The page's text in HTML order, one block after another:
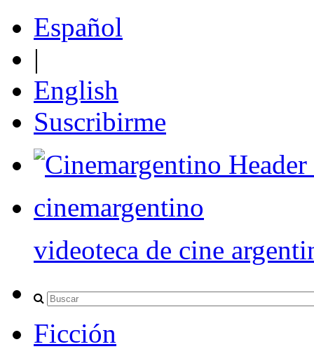
Español
|
English
Suscribirme
cinemargentino
videoteca de cine
Ficción